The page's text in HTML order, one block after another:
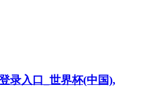
录入口_世界杯(中国),